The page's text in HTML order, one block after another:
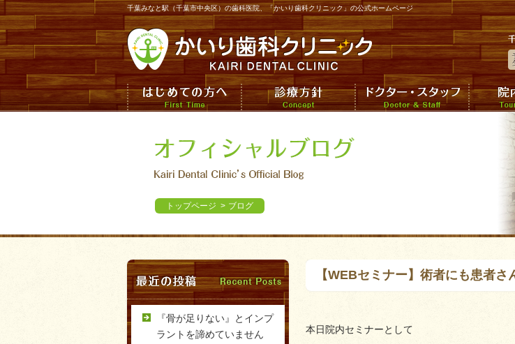
千葉みなと駅（千葉市中央区）の歯科医院、「かいり歯科クリニック」の公式ホームページ
トップページ > ブログ
【WEBセミナー】術者にも患者
本日院内セミナーとして
『骨が足りない』とインプ
ラントを諦めていません